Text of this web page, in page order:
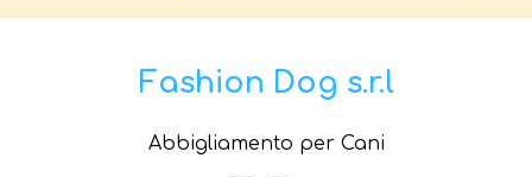
Fashion Dog s.r.l
Abbigliamento per Cani